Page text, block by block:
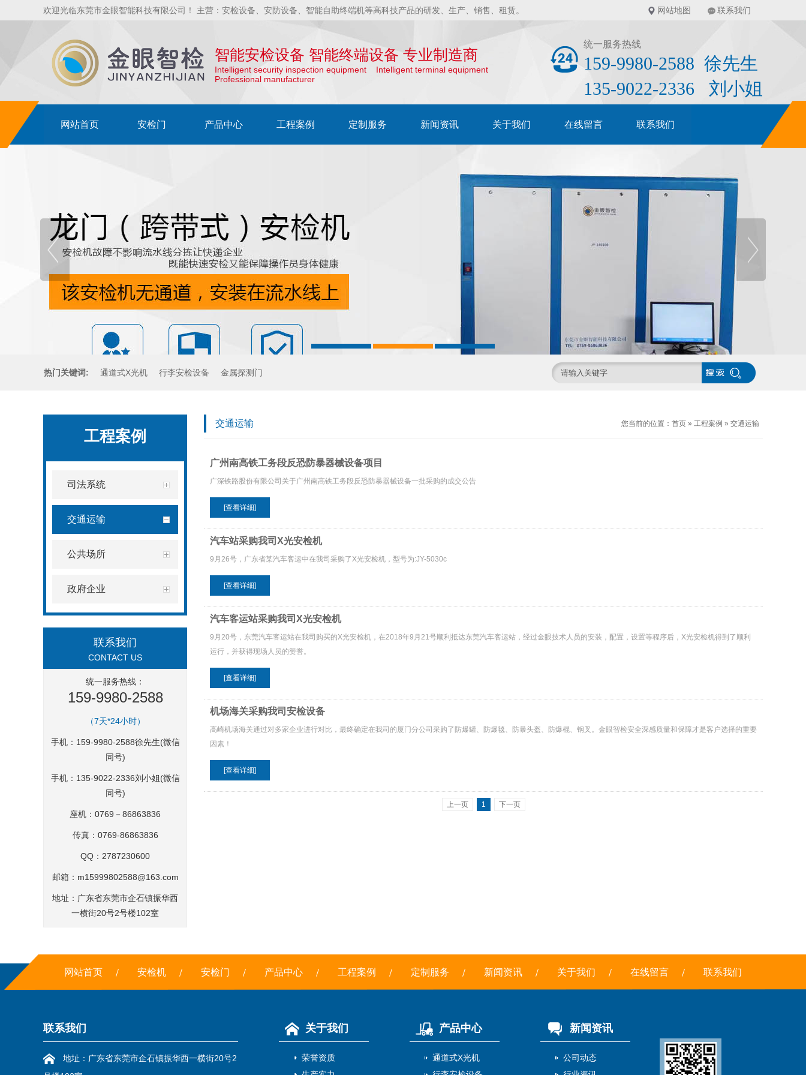
欢迎光临东莞市金眼智能科技有限公司！ 主营：安检设备、安防设备、智能自助终端机等高科技产品的研发、生产、销售、租赁。 网站地图 联系我们
智能安检设备 智能终端设备 专业制造商
Intelligent security inspection equipment Intelligent terminal equipment
Professional manufacturer
统一服务热线
159-9980-2588 徐先生
135-9022-2336 刘小姐
网站首页 安检门 产品中心 工程案例 定制服务 新闻资讯 关于我们 在线留言 联系我们
热门关键词: 通道式X光机 行李安检设备 金属探测门
工程案例
司法系统
交通运输
公共场所
政府企业
联系我们
CONTACT US
统一服务热线：
159-9980-2588
（7天*24小时）
手机：159-9980-2588徐先生(微信
同号)
手机：135-9022-2336刘小姐(微信
同号)
座机：0769－86863836
传真：0769-86863836
QQ：2787230600
邮箱： m15999802588@163.com
地址：广东省东莞市企石镇振华西
一横街20号2号楼102室
交通运输 您当前的位置： 首页 » 工程案例 » 交通运输
广州南高铁工务段反恐防暴器械设备项目
广深铁路股份有限公司关于广州南高铁工务段反恐防暴器械设备一批采购的成交公告
[查看详细]
汽车站采购我司X光安检机
9月26号，广东省某汽车客运中在我司采购了X光安检机，型号为:JY-5030c
[查看详细]
汽车客运站采购我司X光安检机
9月20号，东莞汽车客运站在我司购买的X光安检机，在2018年9月21号顺利抵达东莞汽车客运站，经过金眼技术人员的安装，配置，设置等程序后，X光安检机得到了顺利
运行，并获得现场人员的赞誉。
[查看详细]
机场海关采购我司安检设备
高崎机场海关通过对多家企业进行对比，最终确定在我司的厦门分公司采购了防爆罐、防爆毯、防暴头盔、防爆棍、钢叉。金眼智检安全深感质量和保障才是客户选择的重要
因素！
[查看详细]
上一页 1 下一页
网站首页 安检机 安检门 产品中心 工程案例 定制服务 新闻资讯 关于我们 在线留言 联系我们
联系我们
地址：广东省东莞市企石镇振华西一横街20号2
关于我们
荣誉资质
产品中心
通道式X光机
新闻资讯
公司动态